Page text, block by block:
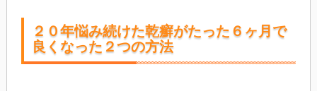
２０年悩み続けた乾癬がたった６ヶ月で
良くなった２つの方法